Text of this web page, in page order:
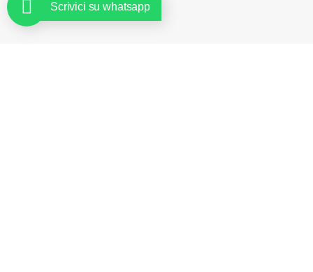
Scrivici su whatsapp